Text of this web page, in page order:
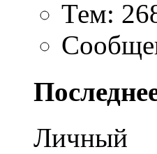
Тем:
Личный